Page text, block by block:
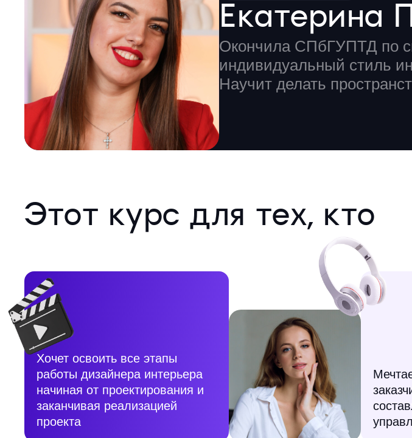
Екатерина
Окончила СПбГУПТД по
индивидуальный стиль
Научит делать
Этот курс для тех, кто
Хочет освоить все этапы
работы дизайнера интерьера
начиная от проектирования и
заканчивая реализацией
проекта